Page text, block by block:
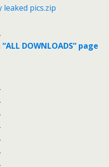
leaked pics.zip
.
DOWNLOADS” page
.
.
.
.
.
.
.